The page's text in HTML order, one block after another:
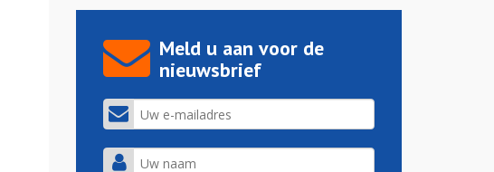
Meld u aan voor de
nieuwsbrief